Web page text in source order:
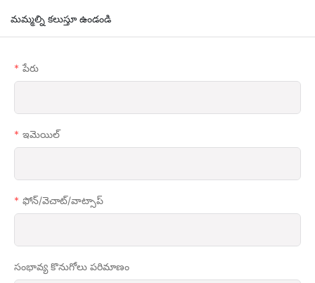
మమ్మల్ని కలుస్తూ ఉండండి
పేరు
ఇమెయిల్
ఫోన్/వెచాట్/వాట్సాప్
సంభావ్య కొనుగోలు పరిమాణం